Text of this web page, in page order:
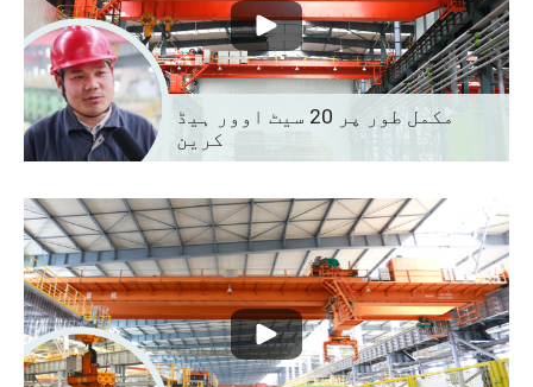
مکمل طور پر 20 سیٹ اوور ہیڈ
کرین